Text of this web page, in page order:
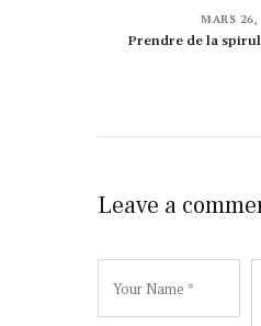
MARS 26,
Prendre de la
Leave a